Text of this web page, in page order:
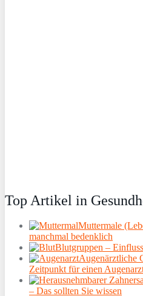
Top Artikel in
Muttermale
manchmal bedenklich
Blutgruppen –
Augenärztliche
Zeitpunkt für einen
– Das sollten Sie wissen